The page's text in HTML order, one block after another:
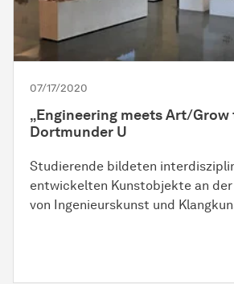
07/17/2020
„Engineering meets Art/Grow
Dortmunder U
Studierende bildeten
entwickelten Kunstobjekte an
von Ingenieurskunst und